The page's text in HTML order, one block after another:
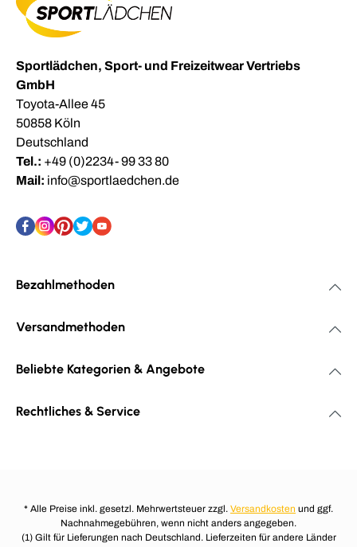
Sportlädchen, Sport- und Freizeitwear Vertriebs
GmbH
Toyota-Allee 45
50858 Köln
Deutschland
Tel.: +49 (0)2234- 99 33 80
Mail: info@sportlaedchen.de
Bezahlmethoden
Versandmethoden
Beliebte Kategorien & Angebote
Rechtliches & Service
* Alle Preise inkl. gesetzl. Mehrwertsteuer zzgl. Versandkosten und ggf.
Nachnahmegebühren, wenn nicht anders angegeben.
(1) Gilt für Lieferungen nach Deutschland. Lieferzeiten für andere Länder